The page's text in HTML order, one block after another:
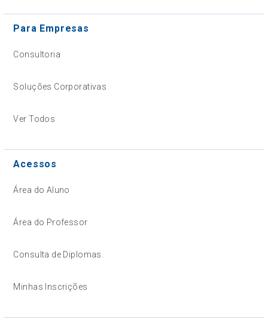
Para Empresas
Consultoria
Soluções Corporativas
Ver Todos
Acessos
Área do Aluno
Área do Professor
Consulta de Diplomas
Minhas Inscrições